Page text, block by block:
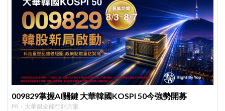
009829掌握AI關鍵 大華韓國KOSPI 50今強勢開募
PR・大華銀全能行銷方案